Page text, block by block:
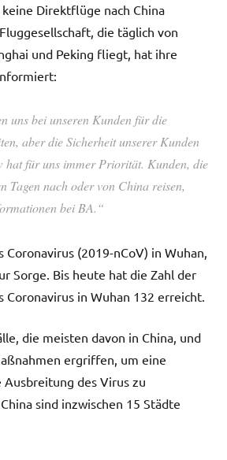
keine Direktflüge nach China
die täglich von
und Peking fliegt, hat ihre
uns bei unseren Kunden für die
aber die Sicherheit unserer Kunden
hat für uns immer Priorität. Kunden, die
Tagen nach oder von China reisen,
bei BA.“
(2019-nCoV) in Wuhan,
Sorge. Bis heute hat die Zahl der
Coronavirus in Wuhan 132 erreicht.
die meisten davon in China, und
ergriffen, um eine
des Virus zu
sind inzwischen 15 Städte